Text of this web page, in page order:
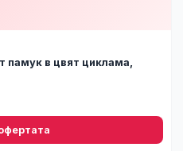
памук в цвят циклама,